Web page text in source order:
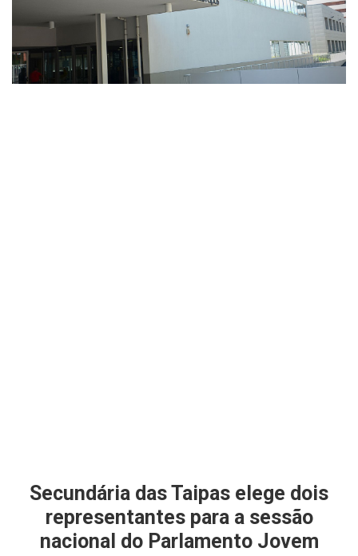
Secundária das Taipas elege dois
representantes para a sessão
nacional do Parlamento Jovem